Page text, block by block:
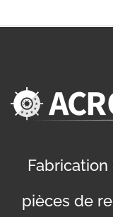
pièces de